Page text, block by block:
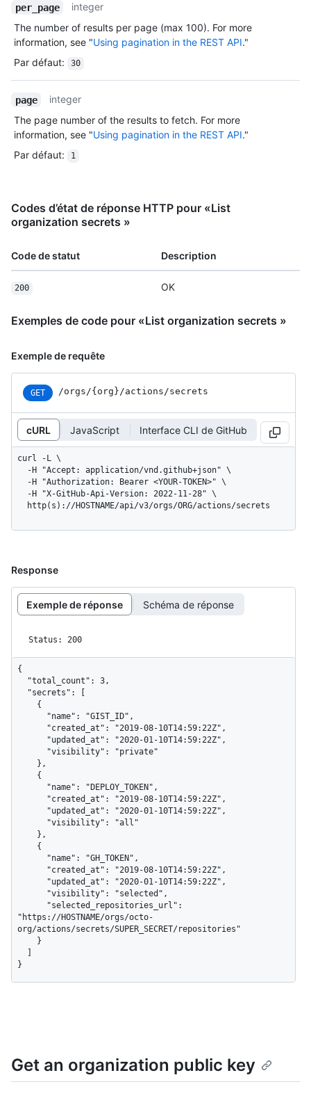
per_page
integer
The number of results per page (max 100). For more
information, see "Using pagination in the REST API."
Par défaut: 30
page
integer
The page number of the results to fetch. For more
information, see "Using pagination in the REST API."
Par défaut: 1
Codes d’état de réponse HTTP pour «List
organization secrets »
Code de statut Description
200 OK
Exemples de code pour «List organization secrets »
Exemple de requête
GET /orgs/{org}/actions/secrets
cURL JavaScript Interface CLI de GitHub
curl -L \
  http(s)://HOSTNAME/api/v3/orgs/ORG/actions/secrets
Response
Exemple de réponse Schéma de réponse
Status: 200
{
"https://HOSTNAME/orgs/octo-
org/actions/secrets/SUPER_SECRET/repositories"
}
Get an organization public key